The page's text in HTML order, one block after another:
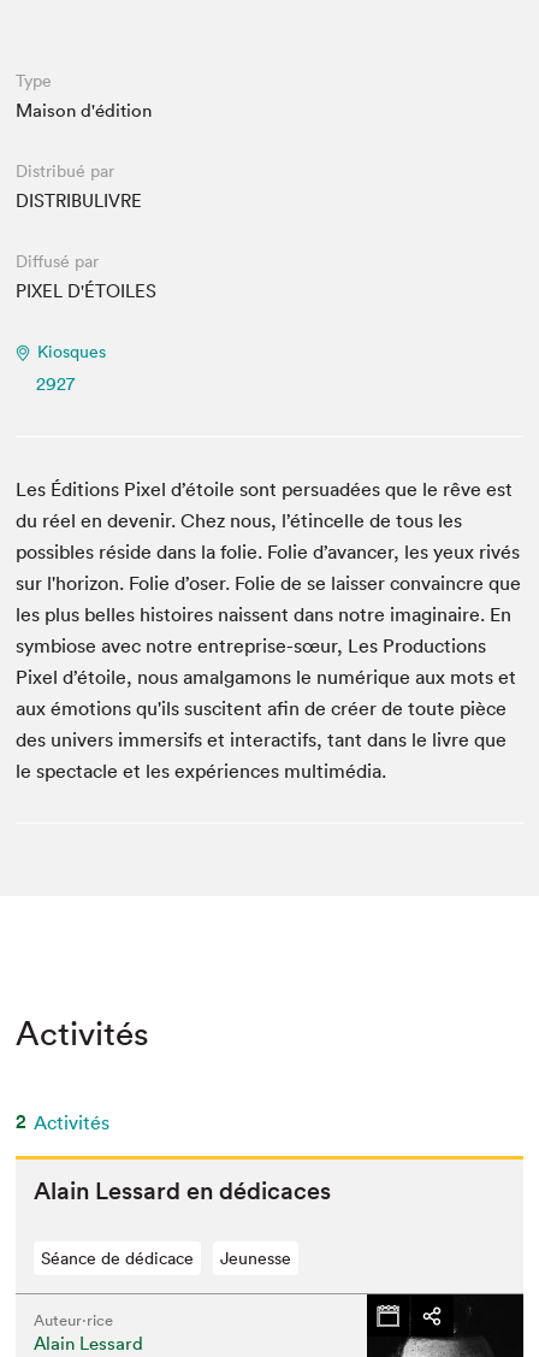
Type
Maison d'édition
Distribué par
DISTRIBULIVRE
Diffusé par
PIXEL D'ÉTOILES
Kiosques
2927
Les Éditions Pixel d’étoile sont persuadées que le rêve est
du réel en devenir. Chez nous, l’étincelle de tous les
possibles réside dans la folie. Folie d’avancer, les yeux rivés
sur l'horizon. Folie d’oser. Folie de se laisser convaincre que
les plus belles histoires naissent dans notre imaginaire. En
symbiose avec notre entreprise-sœur, Les Productions
Pixel d’étoile, nous amalgamons le numérique aux mots et
aux émotions qu'ils suscitent afin de créer de toute pièce
des univers immersifs et interactifs, tant dans le livre que
le spectacle et les expériences multimédia.
Activités
2 Activités
Alain Lessard en dédicaces
Séance de dédicace Jeunesse
Auteur·rice
Alain Lessard